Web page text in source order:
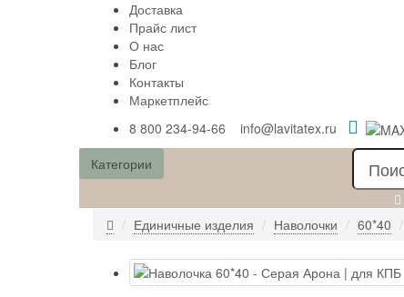
Доставка
Прайс лист
О нас
Блог
Контакты
Маркетплейс
8 800 234-94-66
info@lavitatex.ru
Категории
Единичные изделия
Наволочки 60*40